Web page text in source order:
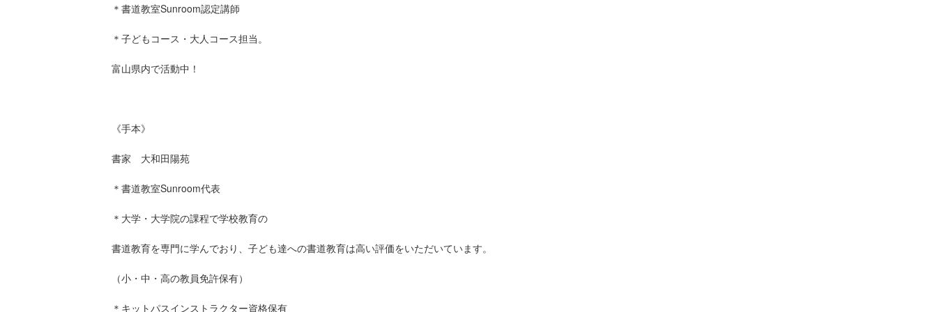
＊書道教室Sunroom認定講師
＊子どもコース・大人コース担当。
富山県内で活動中！
⁡《手本》
書家 大和田陽苑
＊書道教室Sunroom代表
＊大学・大学院の課程で学校教育の
書道教育を専門に学んでおり、子ども達への書道教育は高い評価をいただいています。
（小・中・高の教員免許保有）
＊キットパスインストラクター資格保有